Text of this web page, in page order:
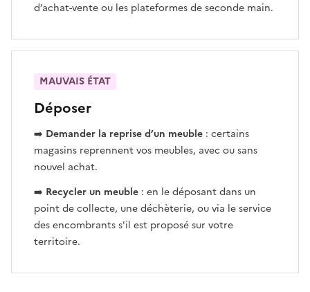
d’achat-vente ou les plateformes de seconde main.
Déposer
➡️ Demander la reprise d’un meuble : certains
magasins reprennent vos meubles, avec ou sans
nouvel achat.
➡️ Recycler un meuble : en le déposant dans un
point de collecte, une déchèterie, ou via le service
des encombrants s'il est proposé sur votre
territoire.
MAUVAIS ÉTAT